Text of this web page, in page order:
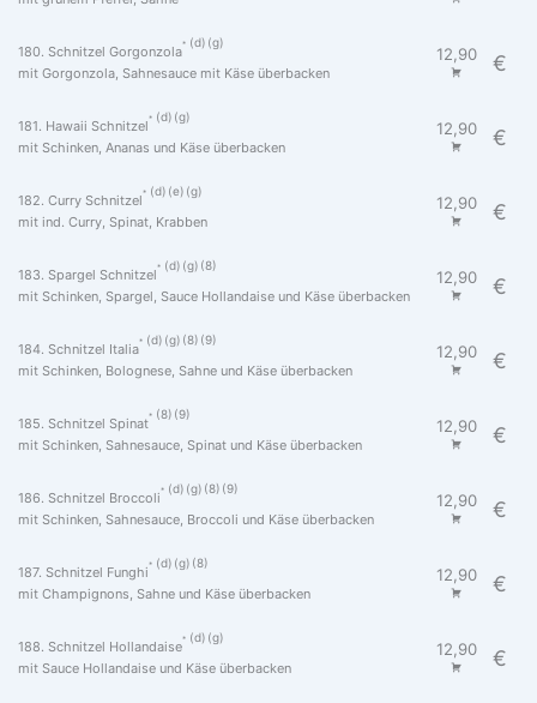
180. Schnitzel Gorgonzola
d g
12,90 €
mit Gorgonzola, Sahnesauce mit Käse überbacken
181. Hawaii Schnitzel
d g
12,90 €
mit Schinken, Ananas und Käse überbacken
182. Curry Schnitzel
d e g
12,90 €
mit ind. Curry, Spinat, Krabben
183. Spargel Schnitzel
d g 8
12,90 €
mit Schinken, Spargel, Sauce Hollandaise und Käse überbacken
184. Schnitzel Italia
d g 8 9
12,90 €
mit Schinken, Bolognese, Sahne und Käse überbacken
185. Schnitzel Spinat
8 9
12,90 €
mit Schinken, Sahnesauce, Spinat und Käse überbacken
186. Schnitzel Broccoli
d g 8 9
12,90 €
mit Schinken, Sahnesauce, Broccoli und Käse überbacken
187. Schnitzel Funghi
d g 8
12,90 €
mit Champignons, Sahne und Käse überbacken
188. Schnitzel Hollandaise
d g
12,90 €
mit Sauce Hollandaise und Käse überbacken